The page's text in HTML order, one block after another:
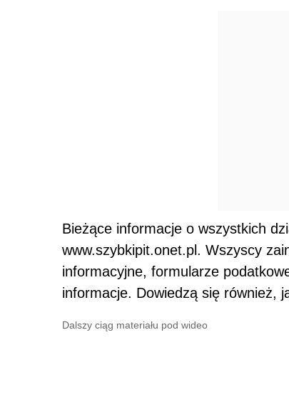
Bieżące informacje o wszystkich
www.szybkipit.onet.pl. Wszyscy
informacyjne, formularze
informacje. Dowiedzą się również,
Dalszy ciąg materiału pod wideo